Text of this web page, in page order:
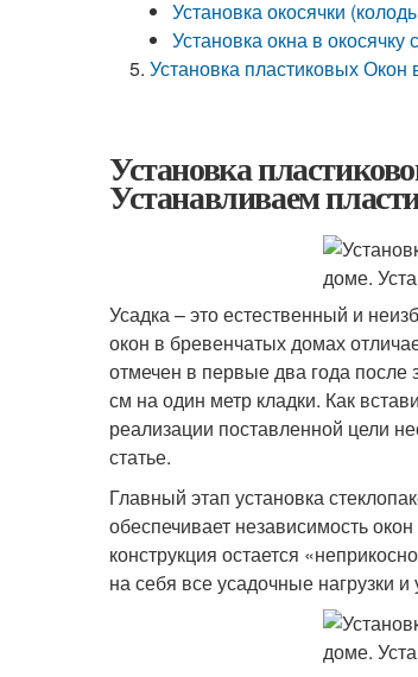
Установка окосячки
Установка окна в окосячку
Установка пластиковых
Установка
Устанавливаем
Усадка – это естественный и
окон в бревенчатых домах
отмечен в первые два года после
см на один метр кладки. Как
реализации поставленной цели
статье.
Главный этап установка
обеспечивает независимость
конструкция остается
на себя все усадочные нагрузки